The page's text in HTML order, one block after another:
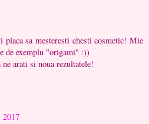
placa sa mesteresti chesti cosmetic! Mie
de exemplu "origami" :))
arati si noua rezultatele!
2017